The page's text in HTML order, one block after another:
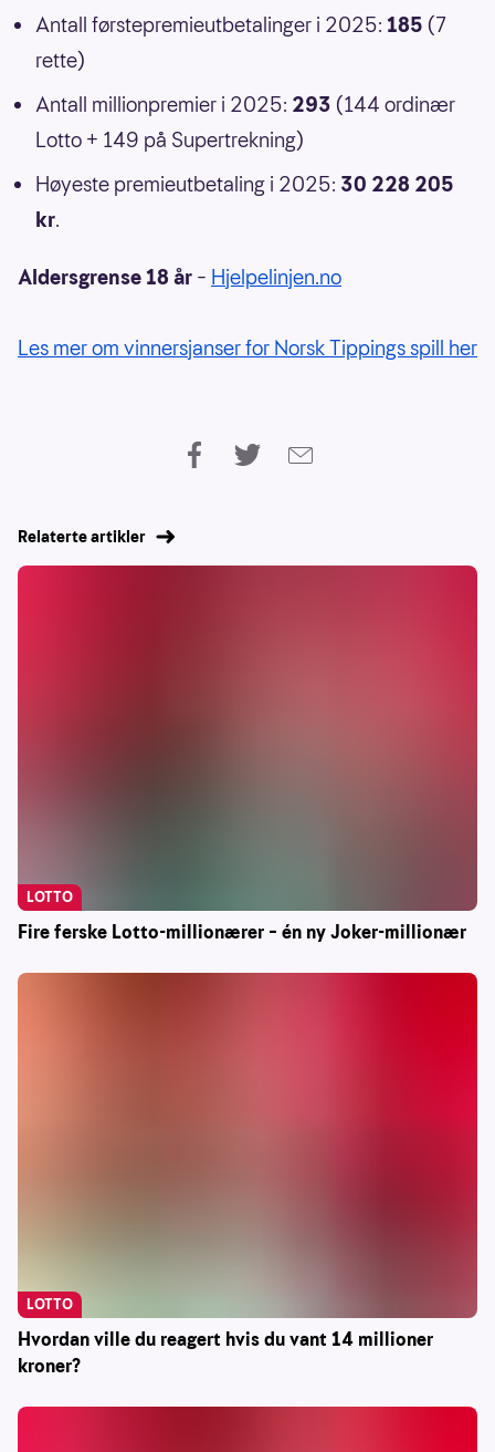
Antall førstepremieutbetalinger i 2025: 185 (7
rette)
Antall millionpremier i 2025: 293 (144 ordinær
Lotto + 149 på Supertrekning)
Høyeste premieutbetaling i 2025: 30 228 205
kr.
Aldersgrense 18 år – Hjelpelinjen.no
Les mer om vinnersjanser for Norsk Tippings spill her
Relaterte artikler
Fire ferske Lotto-millionærer – én ny Joker-millionær
LOTTO
Hvordan ville du reagert hvis du vant 14 millioner
kroner?
LOTTO